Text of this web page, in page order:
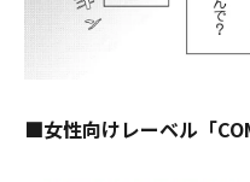
■女性向けレーベル「